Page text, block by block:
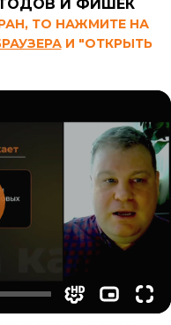
И ФИШЕК
ТО НАЖМИТЕ НА
И "ОТКРЫТЬ